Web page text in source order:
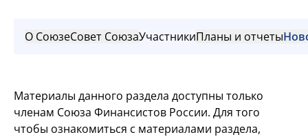
О СоюзеСовет СоюзаУчастникиПланы и отчеты
Материалы данного раздела доступны только
членам Союза Финансистов России. Для того
чтобы ознакомиться с материалами раздела,